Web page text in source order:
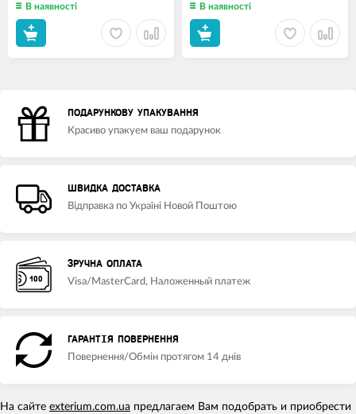
В наявності В наявності
ПОДАРУНКОВУ УПАКУВАННЯ
Красиво упакуем ваш подарунок
ШВИДКА ДОСТАВКА
Відправка по Україні Новой Поштою
ЗРУЧНА ОПЛАТА
Visa/MasterCard, Наложенный платеж
ГАРАНТІЯ ПОВЕРНЕННЯ
Повернення/Обмін протягом 14 днів
На сайте exterium.com.ua предлагаем Вам подобрать и приобрести